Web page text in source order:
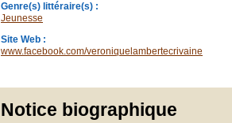
Genre(s) littéraire(s) :
Jeunesse
Site Web :
www.facebook.com/veroniquelambertecrivaine
Notice biographique